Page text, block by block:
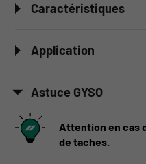
Caractéristiques
Application
Astuce GYSO
Attention en cas
de taches.